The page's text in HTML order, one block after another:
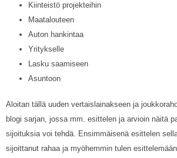
Kiinteistö projekteihin
Maatalouteen
Auton hankintaa
Yritykselle
Lasku saamiseen
Asuntoon
Aloitan tällä uuden vertaislainakseen ja
blogi sarjan, jossa mm. esittelen ja arvioin näitä
sijoituksia voi tehdä. Ensimmäisenä esittelen
sijoittanut rahaa ja myöhemmin tulen